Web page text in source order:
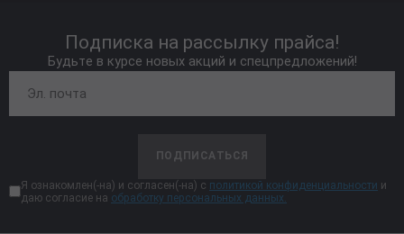
Подписка на рассылку прайса!
Будьте в курсе новых акций и спецпредложений!
ПОДПИСАТЬСЯ
Я ознакомлен(-на) и согласен(-на) с политикой конфиденциальности и
даю согласие на обработку персональных данных.